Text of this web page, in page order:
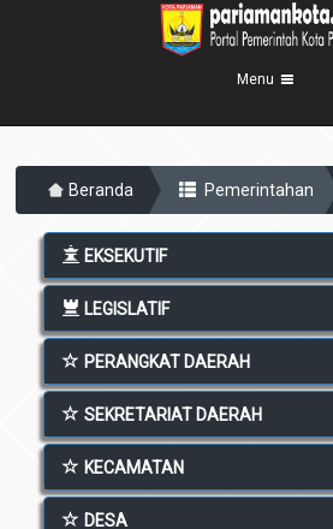
Menu
Profil Kota
Sejarah
Demografis
Geografis
Legislatif
Perangkat Daerah
Sekretariat Daerah
Kecamatan
Desa
Transparansi
Informasi
Agenda
Beranda Pemerintahan
EKSEKUTIF
LEGISLATIF
PERANGKAT DAERAH
SEKRETARIAT DAERAH
KECAMATAN
DESA